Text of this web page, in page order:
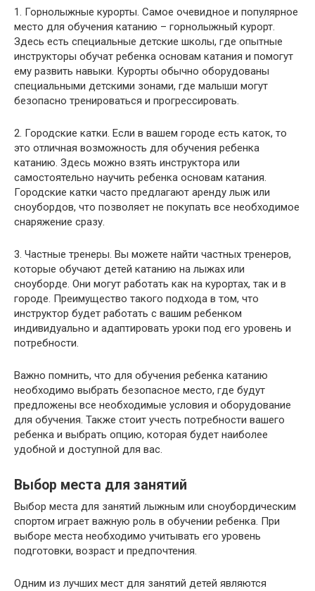
1. Горнолыжные курорты. Самое очевидное и популярное
место для обучения катанию – горнолыжный курорт.
Здесь есть специальные детские школы, где опытные
инструкторы обучат ребенка основам катания и помогут
ему развить навыки. Курорты обычно оборудованы
специальными детскими зонами, где малыши могут
безопасно тренироваться и прогрессировать.
2. Городские катки. Если в вашем городе есть каток, то
это отличная возможность для обучения ребенка
катанию. Здесь можно взять инструктора или
самостоятельно научить ребенка основам катания.
Городские катки часто предлагают аренду лыж или
сноубордов, что позволяет не покупать все необходимое
снаряжение сразу.
3. Частные тренеры. Вы можете найти частных тренеров,
которые обучают детей катанию на лыжах или
сноуборде. Они могут работать как на курортах, так и в
городе. Преимущество такого подхода в том, что
инструктор будет работать с вашим ребенком
индивидуально и адаптировать уроки под его уровень и
потребности.
Важно помнить, что для обучения ребенка катанию
необходимо выбрать безопасное место, где будут
предложены все необходимые условия и оборудование
для обучения. Также стоит учесть потребности вашего
ребенка и выбрать опцию, которая будет наиболее
удобной и доступной для вас.
Выбор места для занятий
Выбор места для занятий лыжным или сноубордическим
спортом играет важную роль в обучении ребенка. При
выборе места необходимо учитывать его уровень
подготовки, возраст и предпочтения.
Одним из лучших мест для занятий детей являются